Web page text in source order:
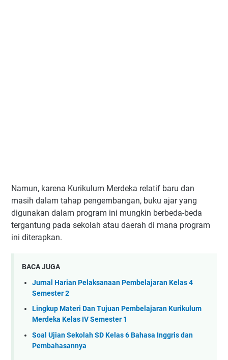
Namun, karena Kurikulum Merdeka relatif baru dan
masih dalam tahap pengembangan, buku ajar yang
digunakan dalam program ini mungkin berbeda-beda
tergantung pada sekolah atau daerah di mana program
ini diterapkan.
BACA JUGA
Jurnal Harian Pelaksanaan Pembelajaran Kelas 4
Semester 2
Lingkup Materi Dan Tujuan Pembelajaran Kurikulum
Merdeka Kelas IV Semester 1
Soal Ujian Sekolah SD Kelas 6 Bahasa Inggris dan
Pembahasannya